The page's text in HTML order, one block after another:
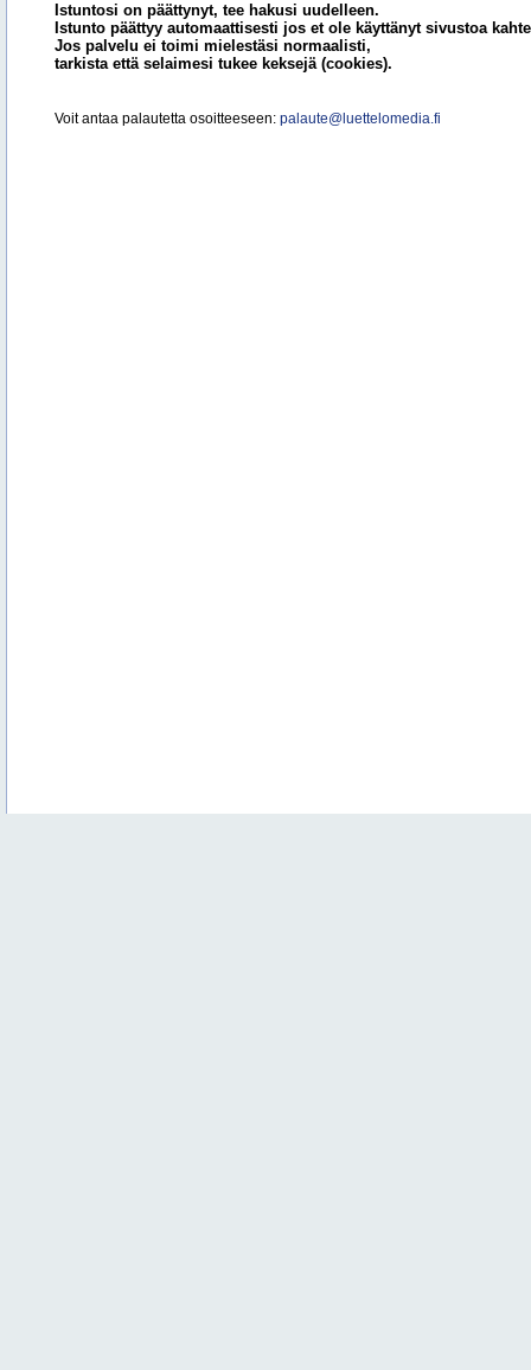
Istuntosi on päättynyt, tee hakusi uudelleen.
Istunto päättyy automaattisesti jos et ole käyttänyt sivustoa
Jos palvelu ei toimi mielestäsi normaalisti,
tarkista että selaimesi tukee keksejä (cookies).
Voit antaa palautetta osoitteeseen: palaute@luettelomedia.fi